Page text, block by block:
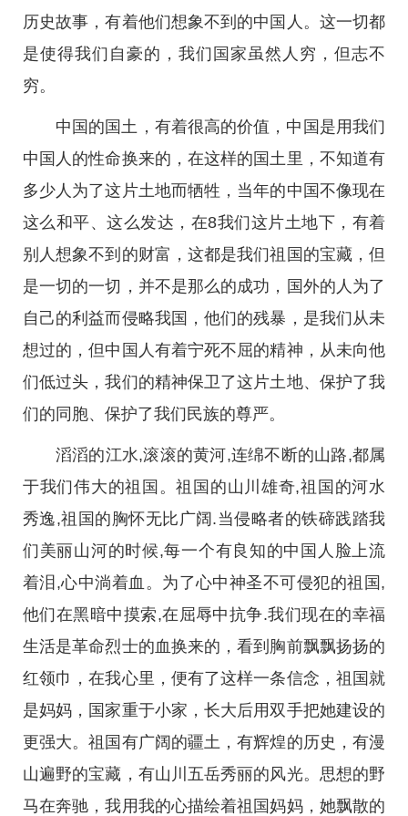
历史故事，有着他们想象不到的中国人。这一切都
是使得我们自豪的，我们国家虽然人穷，但志不
穷。
中国的国土，有着很高的价值，中国是用我们
中国人的性命换来的，在这样的国土里，不知道有
多少人为了这片土地而牺牲，当年的中国不像现在
这么和平、这么发达，在8我们这片土地下，有着
别人想象不到的财富，这都是我们祖国的宝藏，但
是一切的一切，并不是那么的成功，国外的人为了
自己的利益而侵略我国，他们的残暴，是我们从未
想过的，但中国人有着宁死不屈的精神，从未向他
们低过头，我们的精神保卫了这片土地、保护了我
们的同胞、保护了我们民族的尊严。
滔滔的江水,滚滚的黄河,连绵不断的山路,都属
于我们伟大的祖国。祖国的山川雄奇,祖国的河水
秀逸,祖国的胸怀无比广阔.当侵略者的铁碲践踏我
们美丽山河的时候,每一个有良知的中国人脸上流
着泪,心中淌着血。为了心中神圣不可侵犯的祖国,
他们在黑暗中摸索,在屈辱中抗争.我们现在的幸福
生活是革命烈士的血换来的，看到胸前飘飘扬扬的
红领巾，在我心里，便有了这样一条信念，祖国就
是妈妈，国家重于小家，长大后用双手把她建设的
更强大。祖国有广阔的疆土，有辉煌的历史，有漫
山遍野的宝藏，有山川五岳秀丽的风光。思想的野
马在奔驰，我用我的心描绘着祖国妈妈，她飘散的